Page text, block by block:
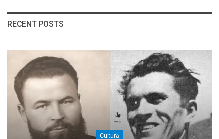
RECENT POSTS
Cultură